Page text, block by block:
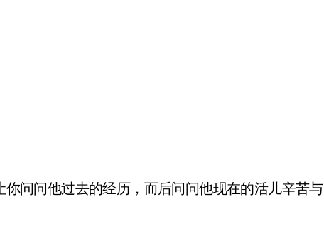
问问他过去的经历，而后问问他现在的活儿辛苦与